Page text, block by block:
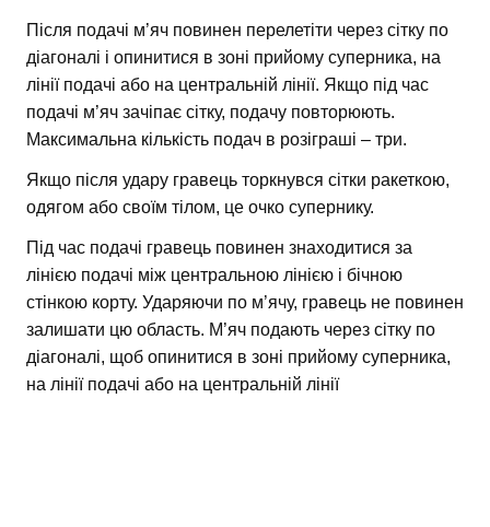
Після подачі м’яч повинен перелетіти через сітку по
діагоналі і опинитися в зоні прийому суперника, на
лінії подачі або на центральній лінії. Якщо під час
подачі м’яч зачіпає сітку, подачу повторюють.
Максимальна кількість подач в розіграші – три.
Якщо після удару гравець торкнувся сітки ракеткою,
одягом або своїм тілом, це очко супернику.
Під час подачі гравець повинен знаходитися за
лінією подачі між центральною лінією і бічною
стінкою корту. Ударяючи по м’ячу, гравець не повинен
залишати цю область. М’яч подають через сітку по
діагоналі, щоб опинитися в зоні прийому суперника,
на лінії подачі або на центральній лінії